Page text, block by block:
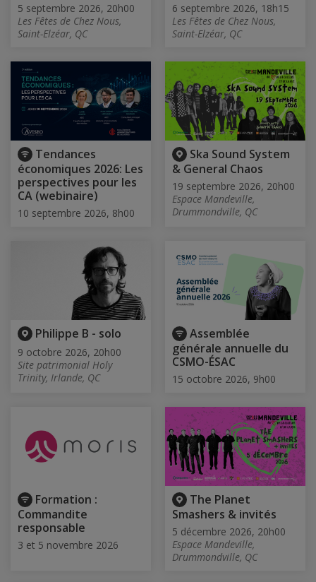
5 septembre 2026, 20h00
Les Fêtes de Chez Nous,
Saint-Elzéar, QC
6 septembre 2026, 18h15
Les Fêtes de Chez Nous,
Saint-Elzéar, QC
Tendances
économiques 2026: Les
perspectives pour les
CA (webinaire)
10 septembre 2026, 8h00
Ska Sound System
& General Chaos
19 septembre 2026, 20h00
Espace Mandeville,
Drummondville, QC
Philippe B - solo
9 octobre 2026, 20h00
Site patrimonial Holy
Trinity, Irlande, QC
Assemblée
générale annuelle du
CSMO-ÉSAC
15 octobre 2026, 9h00
Formation :
Commandite
responsable
3 et 5 novembre 2026
The Planet
Smashers & invités
5 décembre 2026, 20h00
Espace Mandeville,
Drummondville, QC